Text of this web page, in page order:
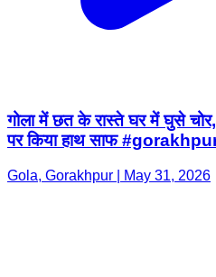
गोला में छत के रास्ते घर में घुसे
पर किया हाथ साफ
Gola, Gorakhpur | May 31, 2026